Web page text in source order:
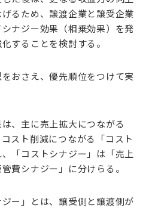
るため、譲渡企業と譲受企業
ナジー効果（相乗効果）を発
することを検討する。
おさえ、優先順位をつけて実
、主に売上拡大につながる
コスト削減につながる「コスト
「コストシナジー」は「売上
費シナジー」に分けらる。
ー」とは、譲受側と譲渡側が